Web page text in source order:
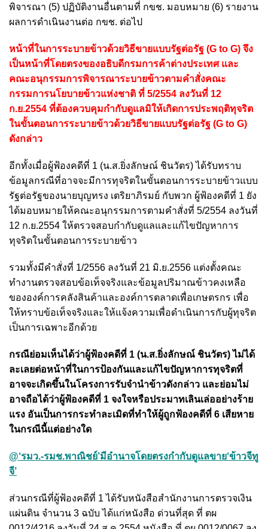
พิจารณา (5) ปฏิบัติงานอื่นตามที่ กขช. มอบหมาย (6) รายงาน
ผลการดําเนินงานต่อ กขช. ต่อไป
หน้าที่ในการระบายข้าวด้วยวิธีขายแบบรัฐต่อรัฐ (G to G) จึง
เป็นหน้าที่โดยตรงของอธิบดีกรมการค้าต่างประเทศ และ
คณะอนุกรรมการพิจารณาระบายข้าวตามคำสั่งคณะ
กรรมการนโยบายข้าวแห่งชาติ ที่ 5/2554 ลงวันที่ 12
ก.ย.2554 ที่ต้องควบคุมกำกับดูแลมิให้เกิดการประพฤติทุจริต
ในขั้นตอนการระบายข้าวด้วยวิธีขายแบบรัฐต่อรัฐ (G to G)
ดังกล่าว
อีกทั้งเมื่อผู้ฟ้องคดีที่ 1 (น.ส.ยิ่งลักษณ์ ชินวัตร) ได้รับทราบ
ข้อมูลกรณีที่อาจจะมีการทุจริตในขั้นตอนการระบายข้าวแบบ
รัฐต่อรัฐของนายบุญทรง เตริยาภิรมย์ กับพวก ผู้ฟ้องคดีที่ 1 ยัง
ได้มอบหมายให้คณะอนุกรรมการตามคำสั่งที่ 5/2554 ลงวันที่
12 ก.ย.2554 ให้ตรวจสอบกำกับดูแลและแก้ไขปัญหาการ
ทุจริตในขั้นตอนการระบายข้าว
รวมทั้งมีคำสั่งที่ 1/2556 ลงวันที่ 21 มิ.ย.2556 แต่งตั้งคณะ
ทำงานตรวจสอบข้อเท็จจริงและข้อมูลปริมาณข้าวคงเหลือ
ขององค์การคลังสินค้าและองค์การตลาดเพื่อเกษตรกร เพื่อ
ให้ทราบข้อเท็จจริงและให้แจ้งความเพื่อดำเนินการกับผู้ทุจริต
เป็นการเฉพาะอีกด้วย
กรณีย่อมเห็นได้ว่าผู้ฟ้องคดีที่ 1 (น.ส.ยิ่งลักษณ์ ชินวัตร) ไม่ได้
ละเลยต่อหน้าที่ในการป้องกันและแก้ไขปัญหาการทุจริตที่
อาจจะเกิดขึ้นในโครงการรับจำนำข้าวดังกล่าว และย่อมไม่
อาจถือได้ว่าผู้ฟ้องคดีที่ 1 จงใจหรือประมาทเลินเล่ออย่างร้าย
แรง อันเป็นการกระทำละเมิดที่ทำให้ผู้ถูกฟ้องคดีที่ 6 เสียหาย
ในกรณีนี้แต่อย่างใด
@‘รมว.-รมช.พาณิชย์’มีอำนาจโดยตรงกำกับดูแลขาย‘ข้าวจีทู
จี’
ส่วนกรณีที่ผู้ฟ้องคดีที่ 1 ได้รับหนังสือสำนักงานการตรวจเงิน
แผ่นดิน จำนวน 3 ฉบับ ได้แก่หนังสือ ด่วนที่สุด ที่ ตผ